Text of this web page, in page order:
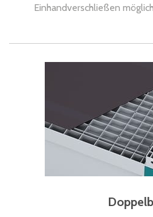
Einhandverschließen